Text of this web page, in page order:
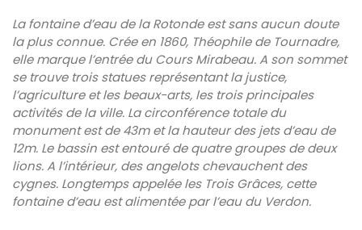
La fontaine d’eau de la Rotonde est sans aucun doute
la plus connue. Crée en 1860, Théophile de Tournadre,
elle marque l’entrée du Cours Mirabeau. A son sommet
se trouve trois statues représentant la justice,
l’agriculture et les beaux-arts, les trois principales
activités de la ville. La circonférence totale du
monument est de 43m et la hauteur des jets d’eau de
12m. Le bassin est entouré de quatre groupes de deux
lions. A l’intérieur, des angelots chevauchent des
cygnes. Longtemps appelée les Trois Grâces, cette
fontaine d’eau est alimentée par l’eau du Verdon.